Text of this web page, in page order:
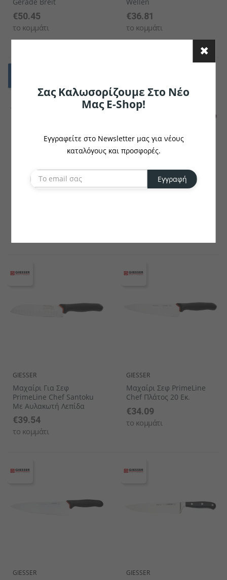
€50.45
το κομμάτι
€36.81
το κομμάτι
Μαχαίρι Ξεκοκαλίσματος
Μαχαίρι Ξεκοκαλίσματος/
GIESSER
Μαχαίρι Για Σεφ
PrimeLine Chef Santoku
Με Αυλακωτή Λεπίδα
€39.54
το κομμάτι
GIESSER
Μαχαίρι Σεφ PrimeLine
Chef Πλάτος 20 Εκ.
€34.09
το κομμάτι
GIESSER GIESSER
Σας Καλωσορίζουμε Στο Νέο
Μας E-Shop!
Εγγραφείτε στο Newsletter μας για νέους
καταλόγους και προσφορές.
Εγγραφή